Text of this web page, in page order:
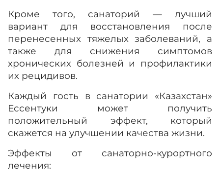
Версия для слабовидящих
Кроме того, санаторий — лучший
вариант для восстановления после
перенесенных тяжелых заболеваний, а
также для снижения симптомов
хронических болезней и профилактики
их рецидивов.
Каждый гость в санатории «Казахстан»
Ессентуки может получить
положительный эффект, который
скажется на улучшении качества жизни.
Эффекты от санаторно-курортного
лечения: